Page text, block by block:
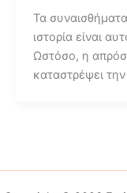
Τα
ιστορία είναι
Ωστόσο, η
καταστρέψει